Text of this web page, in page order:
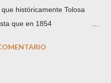
históricamente Tolosa
que en 1854
Tolosa sólo lo fue por un